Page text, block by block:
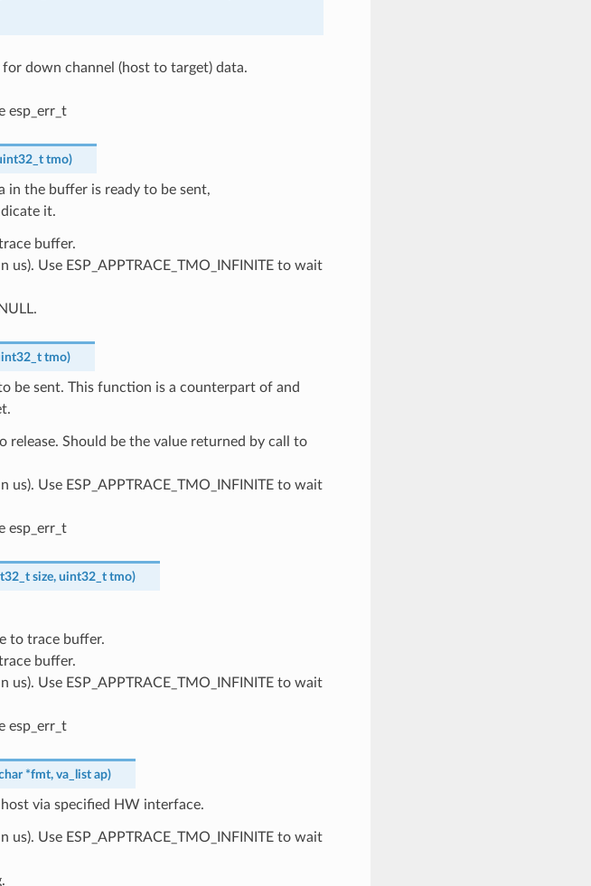
down channel (host to target) data.
esp_err_t
tmo)
in the buffer is ready to be sent,
it.
buffer.
Use ESP_APPTRACE_TMO_INFINITE to wait
tmo)
be sent. This function is a counterpart of and
Should be the value returned by call to
Use ESP_APPTRACE_TMO_INFINITE to wait
esp_err_t
size, uint32_t tmo)
to trace buffer.
buffer.
Use ESP_APPTRACE_TMO_INFINITE to wait
esp_err_t
*fmt, va_list ap)
via specified HW interface.
Use ESP_APPTRACE_TMO_INFINITE to wait